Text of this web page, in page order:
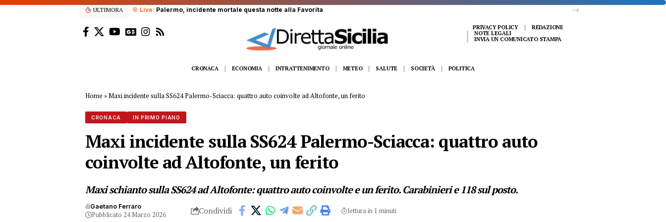
ULTIMORA Grave incidente sul lavoro, precipita da scala dell’autobotte, operaio in gravi condizioni
PRIVACY POLICY
REDAZIONE
NOTE LEGALI
INVIA UN COMUNICATO STAMPA
CRONACA ECONOMIA INTRATTENIMENTO METEO SALUTE SOCIETÀ POLITICA
Home »Maxi incidente sulla SS624 Palermo-Sciacca: quattro auto coinvolte ad Altofonte, un ferito
CRONACA IN PRIMO PIANO
Maxi incidente sulla SS624 Palermo-Sciacca: quattro auto
coinvolte ad Altofonte, un ferito
Maxi schianto sulla SS624 ad Altofonte: quattro auto coinvolte e un ferito. Carabinieri e 118 sul posto.
diGaetano Ferraro
Pubblicato 24 Marzo 2026 Condividi lettura in 1 minuti